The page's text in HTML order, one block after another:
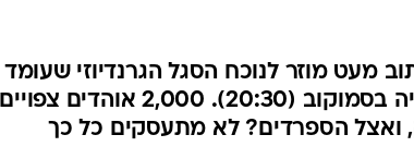
טראש טוק
ספורט
פוקר
מעט מוזר לנוכח הסגל הגרנדיוזי שעומד
לרשותם לקראת המשחק השני נגד ולנסיה בסמוקוב (20:30). 2,000 אוהדים צפויים
ואצל הספרדים? לא מתעסקים כל כך